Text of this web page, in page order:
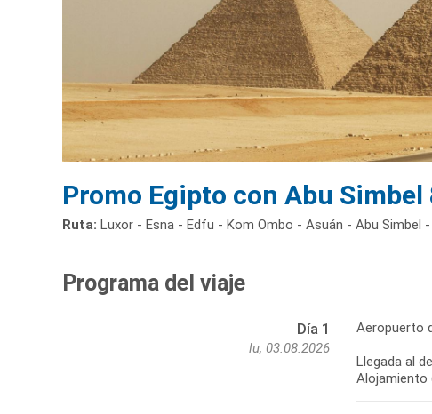
Promo Egipto con Abu
Ruta: Luxor - Esna - Edfu - Kom Ombo - Asuán - Abu Simbel -
Programa del viaje
Día 1
lu, 03.08.2026
Aeropuerto
Llegada al
Alojamiento